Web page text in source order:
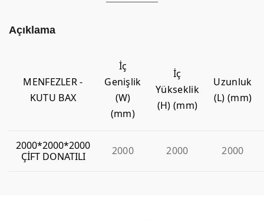
Açıklama
MENFEZLER -
KUTU BAX
İç
Genişlik
(W)
(mm)
İç
Yükseklik
(H) (mm)
Uzunluk
(L) (mm)
2000*2000*2000
ÇİFT DONATILI
2000 2000 2000